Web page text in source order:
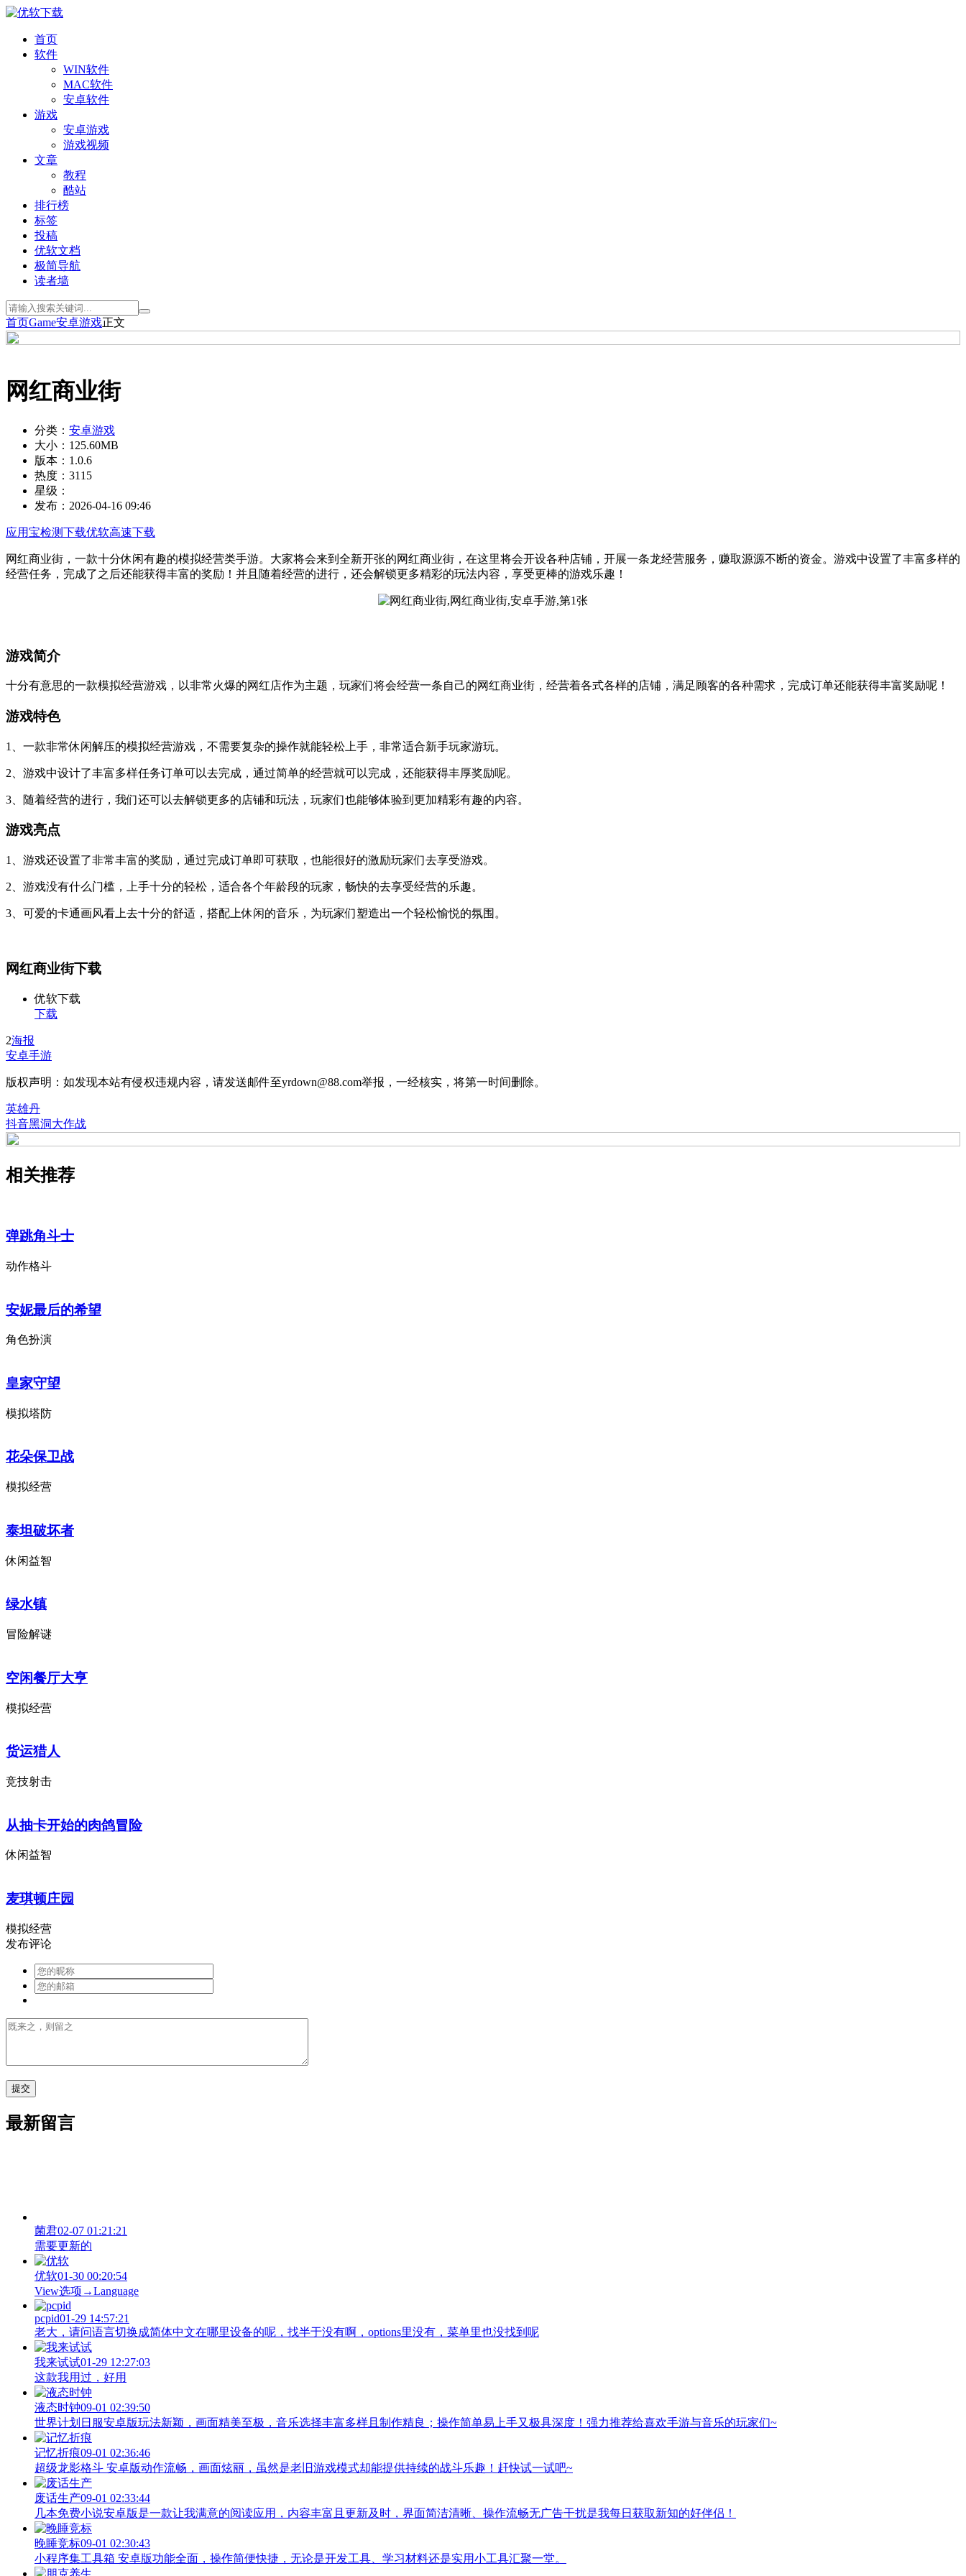
首页
软件
WIN软件
MAC软件
安卓软件
游戏
安卓游戏
游戏视频
文章
教程
酷站
排行榜
标签
投稿
优软文档
极简导航
读者墙
首页Game安卓游戏正文
网红商业街
分类： 安卓游戏
大小： 125.60MB
版本： 1.0.6
热度： 3115
星级：
发布： 2026-04-16 09:46
应用宝检测下载优软高速下载
网红商业街，一款十分休闲有趣的模拟经营类手游。大家将会来到全新开张的网红商业街，在这里将会开设各种店铺，开展一条龙经营服务，赚取源源不断的资金。游戏中设置了丰富多样的
经营任务，完成了之后还能获得丰富的奖励！并且随着经营的进行，还会解锁更多精彩的玩法内容，享受更棒的游戏乐趣！
游戏简介
十分有意思的一款模拟经营游戏，以非常火爆的网红店作为主题，玩家们将会经营一条自己的网红商业街，经营着各式各样的店铺，满足顾客的各种需求，完成订单还能获得丰富奖励呢！
游戏特色
1、一款非常休闲解压的模拟经营游戏，不需要复杂的操作就能轻松上手，非常适合新手玩家游玩。
2、游戏中设计了丰富多样任务订单可以去完成，通过简单的经营就可以完成，还能获得丰厚奖励呢。
3、随着经营的进行，我们还可以去解锁更多的店铺和玩法，玩家们也能够体验到更加精彩有趣的内容。
游戏亮点
1、游戏还设置了非常丰富的奖励，通过完成订单即可获取，也能很好的激励玩家们去享受游戏。
2、游戏没有什么门槛，上手十分的轻松，适合各个年龄段的玩家，畅快的去享受经营的乐趣。
3、可爱的卡通画风看上去十分的舒适，搭配上休闲的音乐，为玩家们塑造出一个轻松愉悦的氛围。
网红商业街下载
优软下载
下载
2海报
安卓手游
版权声明：如发现本站有侵权违规内容，请发送邮件至yrdown@88.com举报，一经核实，将第一时间删除。
英雄丹
抖音黑洞大作战
相关推荐
弹跳角斗士
动作格斗
安妮最后的希望
角色扮演
皇家守望
模拟塔防
花朵保卫战
模拟经营
泰坦破坏者
休闲益智
绿水镇
冒险解谜
空闲餐厅大亨
模拟经营
货运猎人
竞技射击
从抽卡开始的肉鸽冒险
休闲益智
麦琪顿庄园
模拟经营
发布评论
最新留言
菌君02-07 01:21:21
需要更新的
优软01-30 00:20:54
View‌选项→Language
pcpid01-29 14:57:21
老大，请问语言切换成简体中文在哪里设备的呢，找半于没有啊，options里没有，菜单里也没找到呢
我来试试01-29 12:27:03
这款我用过，好用
液态时钟09-01 02:39:50
世界计划日服安卓版玩法新颖，画面精美至极，音乐选择丰富多样且制作精良；操作简单易上手又极具深度！强力推荐给喜欢手游与音乐的玩家们~
记忆折痕09-01 02:36:46
超级龙影格斗 安卓版动作流畅，画面炫丽，虽然是老旧游戏模式却能提供持续的战斗乐趣！赶快试一试吧~
废话生产09-01 02:33:44
几本免费小说安卓版是一款让我满意的阅读应用，内容丰富且更新及时，界面简洁清晰、操作流畅无广告干扰是我每日获取新知的好伴侣！
晚睡竞标09-01 02:30:43
小程序集工具箱 安卓版功能全面，操作简便快捷，无论是开发工具、学习材料还是实用小工具汇聚一堂。